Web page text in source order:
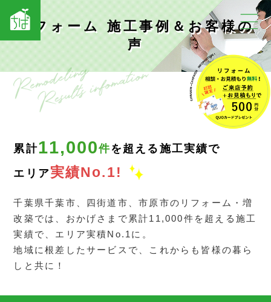
リフォーム 施工事例＆お客様の
声
累計11,000件を超える施工実績で
エリア実績No.1!
千葉県千葉市、四街道市、市原市のリフォーム・増
改築では、おかげさまで累計11,000件を超える施工
実績で、エリア実積No.1に。
地域に根差したサービスで、これからも皆様の暮ら
しと共に！